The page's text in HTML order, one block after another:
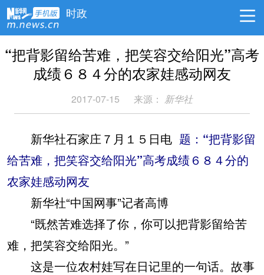
时政
“把背影留给苦难，把笑容交给阳光”高考
成绩６８４分的农家娃感动网友
2017-07-15 来源： 新华社
新华社石家庄７月１５日电 题：“把背影留
给苦难，把笑容交给阳光”高考成绩６８４分的
农家娃感动网友
新华社“中国网事”记者高博
“既然苦难选择了你，你可以把背影留给苦
难，把笑容交给阳光。”
这是一位农村娃写在日记里的一句话。故事